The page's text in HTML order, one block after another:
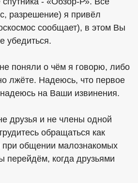
разрешение) я привёл
сообщает), в этом Вы
убедиться.
поняли о чём я говорю, либо
лжёте. Надеюсь, что первое
на Ваши извинения.
друзья и не члены одной
обращаться как
при общении малознакомых
когда друзьями